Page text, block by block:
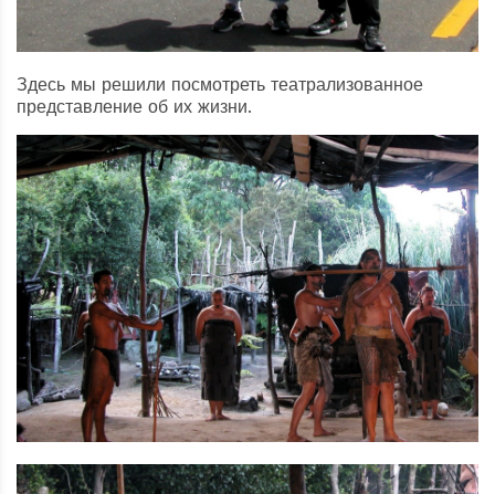
Здесь мы решили посмотреть театрализованное
представление об их жизни.